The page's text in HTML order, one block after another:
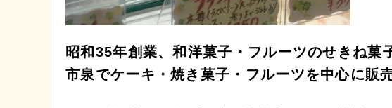
昭和35年創業、和洋菓子・フルーツのせきね菓
市泉でケーキ・焼き菓子・フルーツを中心に販